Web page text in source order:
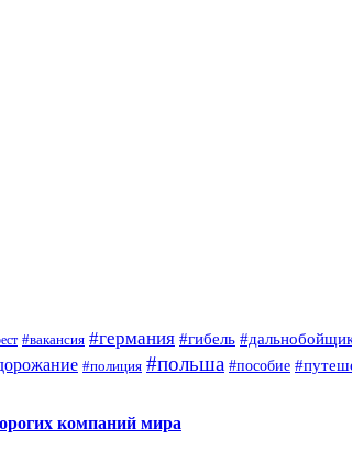
#вакансия #германия #гибель
#полиция #польша #пособие
компаний мира